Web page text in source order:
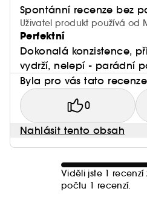
Spontánní recenze bez
Uživatel produkt používá od
Perfektní
Dokonalá konzistence,
vydrží, nelepí - parádní
Byla pro vás tato
0
Nahlásit tento obsah
Viděli jste 1 recenzí
počtu 1 recenzí.